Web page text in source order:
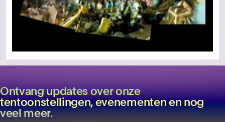
Ontvang updates over onze
tentoonstellingen, evenementen en nog
veel meer.